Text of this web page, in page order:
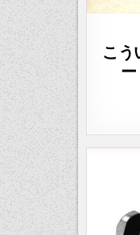
こう